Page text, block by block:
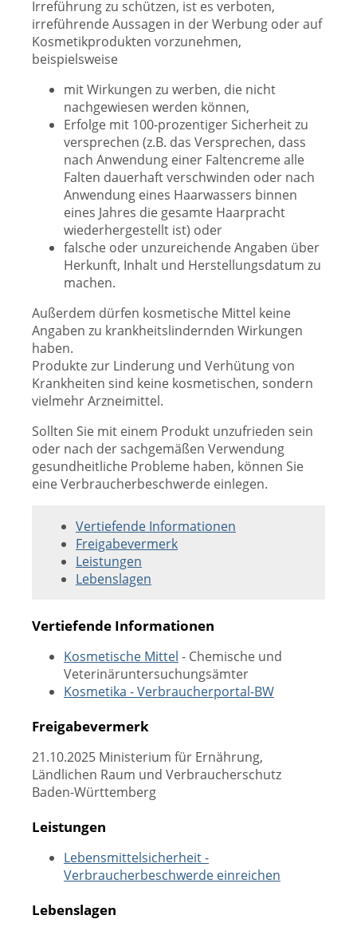
Irreführung zu schützen, ist es verboten,
irreführende Aussagen in der Werbung oder auf
Kosmetikprodukten vorzunehmen,
beispielsweise
mit Wirkungen zu werben, die nicht
nachgewiesen werden können,
Erfolge mit 100-prozentiger Sicherheit zu
versprechen (z.B. das Versprechen, dass
nach Anwendung einer Faltencreme alle
Falten dauerhaft verschwinden oder nach
Anwendung eines Haarwassers binnen
eines Jahres die gesamte Haarpracht
wiederhergestellt ist) oder
falsche oder unzureichende Angaben über
Herkunft, Inhalt und Herstellungsdatum zu
machen.
Außerdem dürfen kosmetische Mittel keine
Angaben zu krankheitslindernden Wirkungen
haben.
Produkte zur Linderung und Verhütung von
Krankheiten sind keine kosmetischen, sondern
vielmehr Arzneimittel.
Sollten Sie mit einem Produkt unzufrieden sein
oder nach der sachgemäßen Verwendung
gesundheitliche Probleme haben, können Sie
eine Verbraucherbeschwerde einlegen.
Vertiefende Informationen
Freigabevermerk
Leistungen
Lebenslagen
Vertiefende Informationen
Kosmetische Mittel - Chemische und
Veterinäruntersuchungsämter
Kosmetika - Verbraucherportal-BW
Freigabevermerk
21.10.2025 Ministerium für Ernährung,
Ländlichen Raum und Verbraucherschutz
Baden-Württemberg
Leistungen
Lebensmittelsicherheit -
Verbraucherbeschwerde einreichen
Lebenslagen